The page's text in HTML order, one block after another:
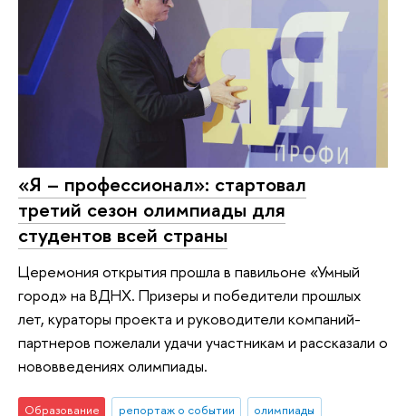
«Я – профессионал»: стартовал
третий сезон олимпиады для
студентов всей страны
Церемония открытия прошла в павильоне «Умный
город» на ВДНХ. Призеры и победители прошлых
лет, кураторы проекта и руководители компаний-
партнеров пожелали удачи участникам и рассказали о
нововведениях олимпиады.
Образование репортаж о событии олимпиады